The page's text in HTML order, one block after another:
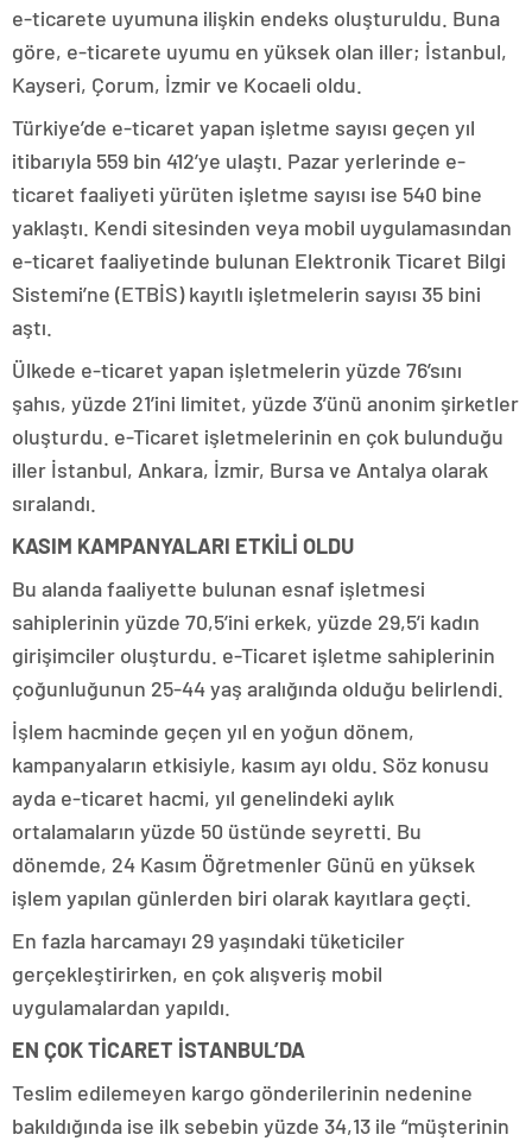
e-ticarete uyumuna ilişkin endeks oluşturuldu. Buna
göre, e-ticarete uyumu en yüksek olan iller; İstanbul,
Kayseri, Çorum, İzmir ve Kocaeli oldu.
Türkiye’de e-ticaret yapan işletme sayısı geçen yıl
itibarıyla 559 bin 412’ye ulaştı. Pazar yerlerinde e-
ticaret faaliyeti yürüten işletme sayısı ise 540 bine
yaklaştı. Kendi sitesinden veya mobil uygulamasından
e-ticaret faaliyetinde bulunan Elektronik Ticaret Bilgi
Sistemi’ne (ETBİS) kayıtlı işletmelerin sayısı 35 bini
aştı.
Ülkede e-ticaret yapan işletmelerin yüzde 76’sını
şahıs, yüzde 21’ini limitet, yüzde 3’ünü anonim şirketler
oluşturdu. e-Ticaret işletmelerinin en çok bulunduğu
iller İstanbul, Ankara, İzmir, Bursa ve Antalya olarak
sıralandı.
KASIM KAMPANYALARI ETKİLİ OLDU
Bu alanda faaliyette bulunan esnaf işletmesi
sahiplerinin yüzde 70,5’ini erkek, yüzde 29,5’i kadın
girişimciler oluşturdu. e-Ticaret işletme sahiplerinin
çoğunluğunun 25-44 yaş aralığında olduğu belirlendi.
İşlem hacminde geçen yıl en yoğun dönem,
kampanyaların etkisiyle, kasım ayı oldu. Söz konusu
ayda e-ticaret hacmi, yıl genelindeki aylık
ortalamaların yüzde 50 üstünde seyretti. Bu
dönemde, 24 Kasım Öğretmenler Günü en yüksek
işlem yapılan günlerden biri olarak kayıtlara geçti.
En fazla harcamayı 29 yaşındaki tüketiciler
gerçekleştirirken, en çok alışveriş mobil
uygulamalardan yapıldı.
EN ÇOK TİCARET İSTANBUL’DA
Teslim edilemeyen kargo gönderilerinin nedenine
bakıldığında ise ilk sebebin yüzde 34,13 ile “müşterinin